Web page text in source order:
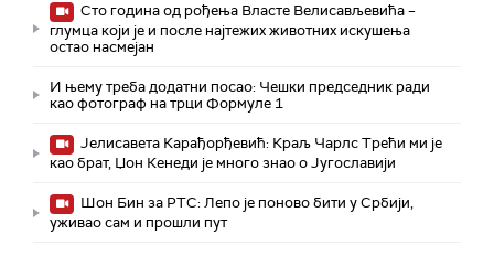
Сто година од рођења Власте Велисављевића –
глумца који је и после најтежих животних искушења
остао насмејан
И њему треба додатни посао: Чешки председник ради
као фотограф на трци Формуле 1
Јелисавета Карађорђевић: Краљ Чарлс Трећи ми је
као брат, Џон Кенеди је много знао о Југославији
Шон Бин за РТС: Лепо је поново бити у Србији,
уживао сам и прошли пут